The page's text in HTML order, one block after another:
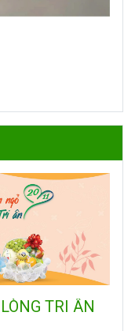
TRI ÂN